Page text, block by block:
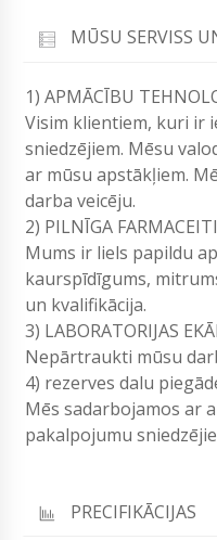
MŪSU SERVISS
1) APMĀCĪBU
Visim klientiem, kuri ir
sniedzējiem. Mēsu
ar mūsu apstākļiem.
darba veicēju.
2) PILNĪGA
Mums ir liels papildu
kaurspīdīgums,
un kvalifikācija.
3) LABORATORIJAS
Nepārtraukti mūsu
4) rezerves dalu
Mēs sadarbojamos ar
pakalpojumu
PRECIFIKĀCIJAS